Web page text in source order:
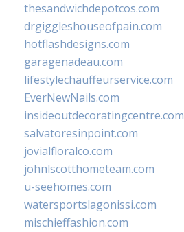
thesandwichdepotcos.com
drgiggleshouseofpain.com
hotflashdesigns.com
garagenadeau.com
lifestylechauffeurservice.com
EverNewNails.com
insideoutdecoratingcentre.com
salvatoresinpoint.com
jovialfloralco.com
johnlscotthometeam.com
u-seehomes.com
watersportslagonissi.com
mischieffashion.com